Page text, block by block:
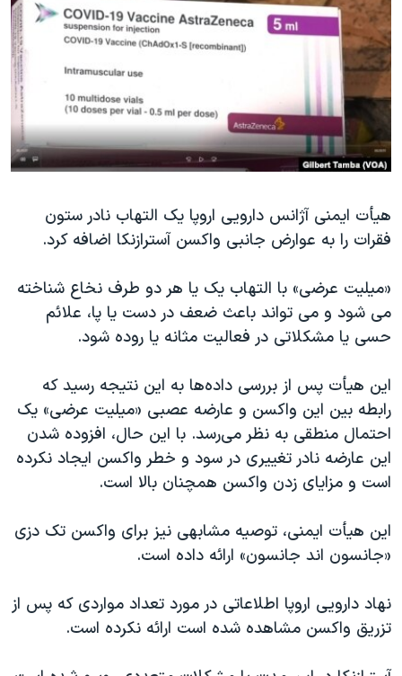
فرهنگ و زندگی
حقوق شهروندی
علم و فناوری
اسرائیل در جنگ
آرشیو پخش زنده
مستندها
انتخابات ریاست جمهوری آمریکا ۲۰۲۴
رمز مهسا
ورزش زنان در ایران
مجموعه مستندهای دادخواهی
تریبونال مردمی آبان ۹۸
چهل سال گروگان‌گیری
قانون شفافیت دارائی کادر رهبری ایران
اعتراضات مردمی آبان ۹۸
اسرائیل در جنگ
نرگس محمدی برنده جایزه نوبل صلح
همایش محافظه‌کاران آمریکا «سی‌پک»
سفر پرزیدنت ترامپ به چین
دنبال کنید
زبانهای مختلف
هیأت ایمنی آژانس دارویی اروپا یک التهاب نادر ستون
فقرات را به عوارض جانبی واکسن آسترازنکا اضافه کرد.
«میلیت عرضی» با التهاب یک یا هر دو طرف نخاع شناخته
می شود و می تواند باعث ضعف در دست یا پا، علائم
حسی یا مشکلاتی در فعالیت مثانه یا روده شود.
این هیأت پس از بررسی داده‌ها به این نتیجه رسید که
رابطه بین این واکسن و عارضه عصبی «میلیت عرضی» یک
احتمال منطقی به نظر می‌رسد. با این حال، افزوده شدن
این عارضه نادر تغییری در سود و خطر واکسن ایجاد نکرده
است و مزایای زدن واکسن همچنان بالا است.
این هیأت ایمنی، توصیه مشابهی نیز برای واکسن تک دزی
«جانسون اند جانسون» ارائه داده است.
نهاد دارویی اروپا اطلاعاتی در مورد تعداد مواردی که پس از
تزریق واکسن مشاهده شده است ارائه نکرده است.